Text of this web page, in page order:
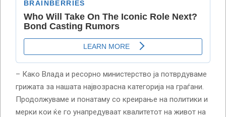
– Како Влада и ресорно министерство ја потврдуваме
грижата за нашата највозрасна категорија на граѓани.
Продолжуваме и понатаму со креирање на политики и
мерки кои ќе го унапредуваат квалитетот на живот на